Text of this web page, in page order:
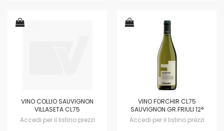
VINO COLLIO SAUVIGNON
VILLASETA CL75
Accedi per il listino prezzi
VINO FORCHIR CL75
SAUVIGNON GR.FRIULI 12°
Accedi per il listino prezzi